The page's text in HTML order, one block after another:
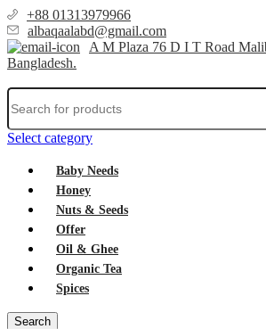
+88 01313979966
albaqaalabd@gmail.com
A M Plaza 76 D I T Road
Bangladesh.
Select category
Baby Needs
Honey
Nuts & Seeds
Offer
Oil & Ghee
Organic Tea
Spices
Search